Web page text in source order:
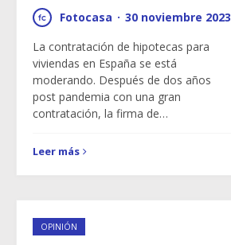
Fotocasa · 30 noviembre 2023
La contratación de hipotecas para
viviendas en España se está
moderando. Después de dos años
post pandemia con una gran
contratación, la firma de…
Leer más
OPINIÓN